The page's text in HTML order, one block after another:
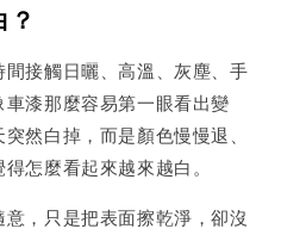
接觸日曬、高溫、灰塵、手
漆那麼容易第一眼看出變
然白掉，而是顏色慢慢退、
怎麼看起來越來越白。
，只是把表面擦乾淨，卻沒